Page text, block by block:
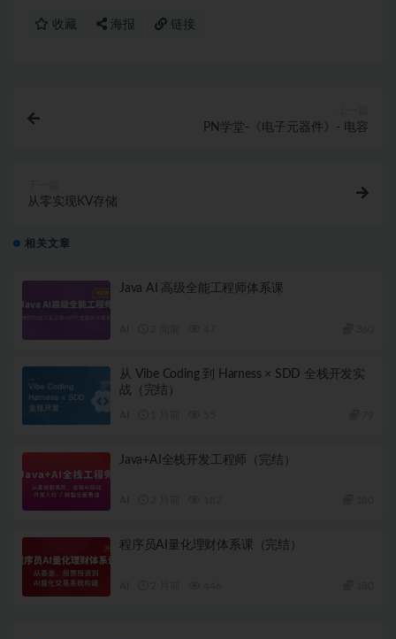
收藏 海报 链接
PN学堂-《电子元器件》- 电容
从零实现KV存储
相关文章
Java AI 高级全能工程师体系课
从 Vibe Coding 到 Harness × SDD 全栈开发实
战（完结）
Java+AI全栈开发工程师（完结）
程序员AI量化理财体系课（完结）